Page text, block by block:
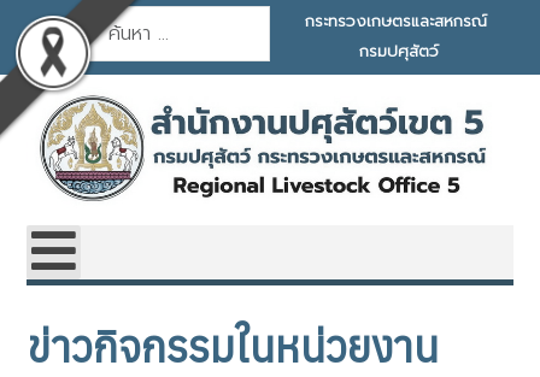
การค้นหา
กระทรวงเกษตรและสหกรณ์
กรมปศุสัตว์
ข่าวกิจกรรมในหน่วยงาน